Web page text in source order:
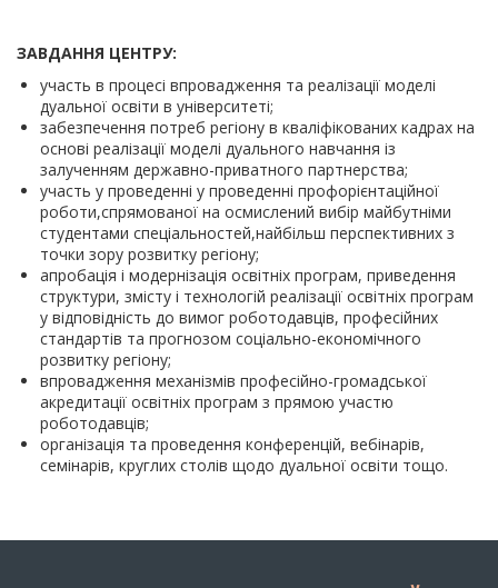
ЗАВДАННЯ ЦЕНТРУ:
участь в процесі впровадження та реалізації моделі
дуальної освіти в університеті;
забезпечення потреб регіону в кваліфікованих кадрах на
основі реалізації моделі дуального навчання із
залученням державно-приватного партнерства;
участь у проведенні у проведенні профорієнтаційної
роботи,спрямованої на осмислений вибір майбутніми
студентами спеціальностей,найбільш перспективних з
точки зору розвитку регіону;
апробація і модернізація освітніх програм, приведення
структури, змісту і технологій реалізації освітніх програм
у відповідність до вимог роботодавців, професійних
стандартів та прогнозом соціально-економічного
розвитку регіону;
впровадження механізмів професійно-громадської
акредитації освітніх програм з прямою участю
роботодавців;
організація та проведення конференцій, вебінарів,
семінарів, круглих столів щодо дуальної освіти тощо.